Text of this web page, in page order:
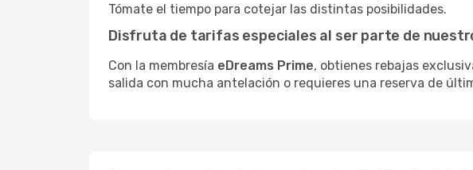
Tómate el tiempo para cotejar las distintas posibilidades.
Disfruta de tarifas especiales al ser parte de
Con la membresía eDreams Prime, obtienes rebajas
salida con mucha antelación o requieres una reserva de